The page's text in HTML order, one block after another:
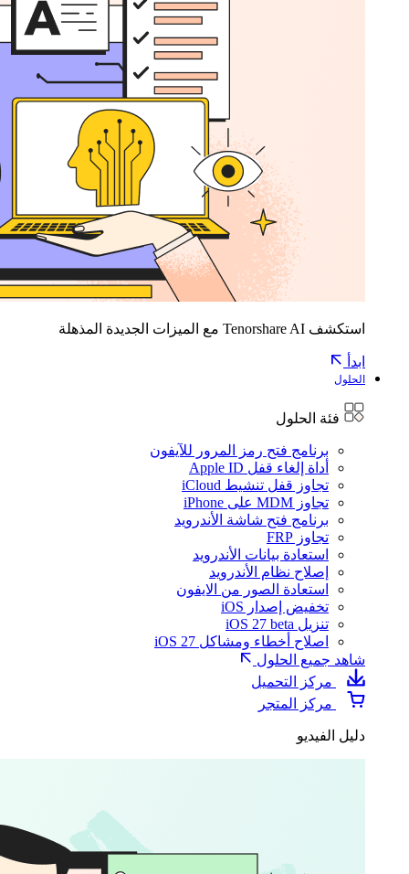
استكشف Tenorshare AI مع الميزات الجديدة المذهلة
ابدأ
الحلول
فئة الحلول
برنامج فتح رمز المرور للآيفون
أداة إلغاء قفل Apple ID
تجاوز قفل تنشيط iCloud
تجاوز MDM على iPhone
برنامج فتح شاشة الأندرويد
تجاوز FRP
استعادة بيانات الأندرويد
إصلاح نظام الأندرويد
استعادة الصور من الايفون
تخفيض إصدار iOS
تنزيل iOS 27 beta
اصلاح أخطاء ومشاكل iOS 27
شاهد جميع الحلول
مركز التحميل
مركز المتجر
دليل الفيديو